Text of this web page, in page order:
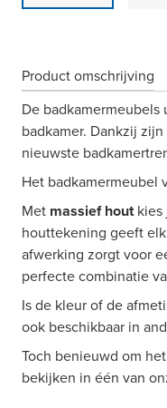
Product omschrijving
De badkamermeubels
badkamer. Dankzij zijn
nieuwste
Het badkamermeubel
Met massief houtkies
houttekening geeft
afwerking zorgt voor
perfecte combinatie
Is de kleur of de
ook beschikbaar in
Toch benieuwd om
bekijken in één van